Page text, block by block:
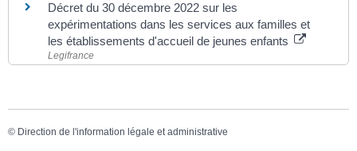
Décret du 30 décembre 2022 sur les
expérimentations dans les services aux familles et
les établissements d'accueil de jeunes enfants
Legifrance
© Direction de l'information légale et administrative